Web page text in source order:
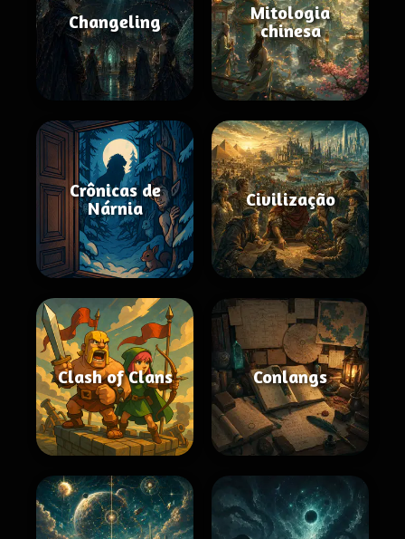
Changeling
Mitologia
chinesa
Crônicas de
Nárnia
Civilização
Clash of Clans Conlangs